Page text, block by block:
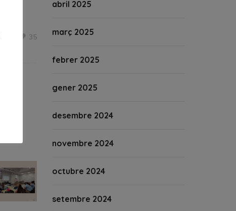
35
abril 2025
març 2025
febrer 2025
gener 2025
desembre 2024
novembre 2024
octubre 2024
setembre 2024